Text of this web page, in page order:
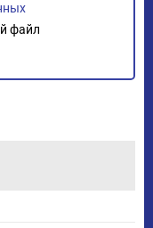
файл